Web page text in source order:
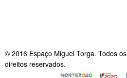
© 2016 Espaço Miguel Torga. Todos os
direitos reservados.